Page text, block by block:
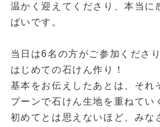
温かく迎えてくださり、本当に
ぱいです。
当日は6名の方がご参加くださ
はじめての石けん作り！
基本をお伝えしたあとは、それ
プーンで石けん生地を重ねてい
初めてとは思えないほど、みな